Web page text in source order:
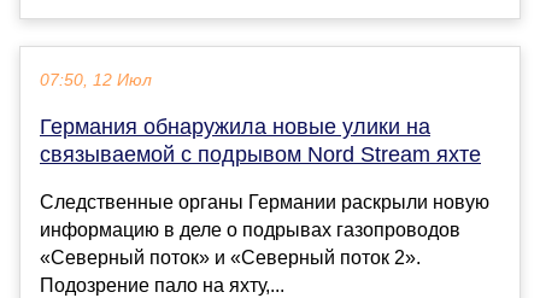
07:50, 12 Июл
Германия обнаружила новые улики на
связываемой с подрывом Nord Stream яхте
Следственные органы Германии раскрыли новую
информацию в деле о подрывах газопроводов
«Северный поток» и «Северный поток 2».
Подозрение пало на яхту,...